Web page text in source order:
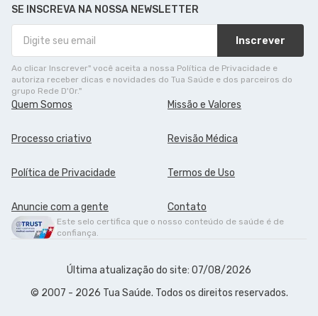
SE INSCREVA NA NOSSA NEWSLETTER
Inscrever
Ao clicar Inscrever" você aceita a nossa Política de Privacidade e
autoriza receber dicas e novidades do Tua Saúde e dos parceiros do
grupo Rede D'Or."
Quem Somos Missão e Valores
Processo criativo Revisão Médica
Política de Privacidade Termos de Uso
Anuncie com a gente Contato
Este selo certifica que o nosso conteúdo de saúde é de
confiança.
Última atualização do site: 07/08/2026
© 2007 - 2026 Tua Saúde. Todos os direitos reservados.